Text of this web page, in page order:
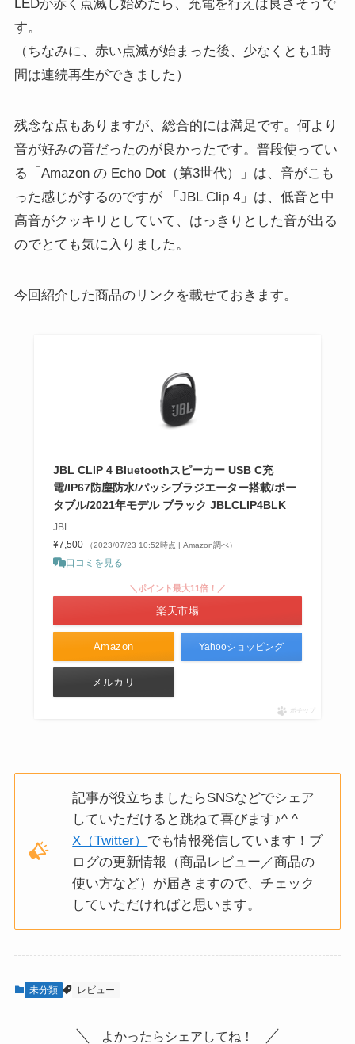
LEDが赤く点滅し始めたら、充電を行えば良さそうで
す。
（ちなみに、赤い点滅が始まった後、少なくとも1時
間は連続再生ができました）
残念な点もありますが、総合的には満足です。何より
音が好みの音だったのが良かったです。普段使ってい
る「Amazon の Echo Dot（第3世代）」は、音がこも
った感じがするのですが 「JBL Clip 4」は、低音と中
高音がクッキリとしていて、はっきりとした音が出る
のでとても気に入りました。
今回紹介した商品のリンクを載せておきます。
JBL CLIP 4 Bluetoothスピーカー USB C充
電/IP67防塵防水/パッシブラジエーター搭載/ポー
タブル/2021年モデル ブラック JBLCLIP4BLK
JBL
¥7,500
（2023/07/23 10:52時点 | Amazon調べ）
口コミを見る
Amazon
＼ポイント最大11倍！／
楽天市場
Yahooショッピング
メルカリ
ポチップ
記事が役立ちましたらSNSなどでシェア
していただけると跳ねて喜びます♪^ ^
X（Twitter） でも情報発信しています！ブ
ログの更新情報（商品レビュー／商品の
使い方など）が届きますので、チェック
していただければと思います。
未分類 レビュー
よかったらシェアしてね！